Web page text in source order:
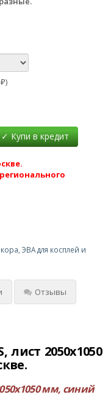
₽)
, ЭВА для косплей и
Отзывы
2050х1050
мм, синий